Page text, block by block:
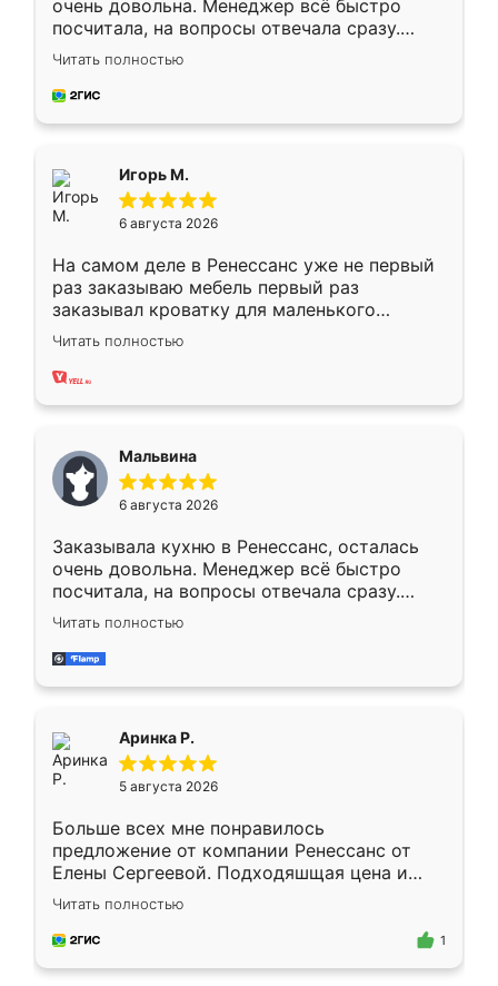
очень довольна. Менеджер всё быстро
посчитала, на вопросы отвечала сразу.
Замерщик приехал в субботу, подошёл к
делу со всей ответственностью. Собрали
за день, ребята работали аккуратно, даже
Читать полностью
Игорь М.
6 августа 2026
На самом деле в Ренессанс уже не первый
раз заказываю мебель первый раз
заказывал кроватку для маленького
ребёнка при его рождении ,во второй раз
заказал шкаф-купе. По качеству очень
хорошее сборка достаточно быстрая,
меньше, здесь же он более разнообразный.
Мне нравится ,если что-то потребуется из
мебели буду заказывать только здесь.
Читать полностью
Мальвина
6 августа 2026
Заказывала кухню в Ренессанс, осталась
очень довольна. Менеджер всё быстро
посчитала, на вопросы отвечала сразу.
Замерщик приехал в субботу, подошёл к
делу со всей ответственностью. Собрали
за день, ребята работали аккуратно, даже
Читать полностью
Аринка Р.
5 августа 2026
Больше всех мне понравилось
предложение от компании Ренессанс от
Елены Сергеевой. Подходяшщая цена и
короткие сроки изготовления. Приехавший
для замера сотрудник Владислав
предложил по моему эскизу самый
Читать полностью
1